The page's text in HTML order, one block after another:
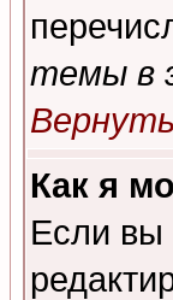
темы в
Как я
Если вы